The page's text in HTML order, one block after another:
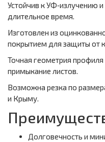
Устойчив к УФ‑излучению
длительное время.
Изготовлен из
покрытием для защиты от
Точная геометрия
примыкание листов.
Возможна резка по
и Крыму.
Долговечность и